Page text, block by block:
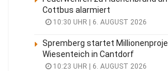
Cottbus alarmiert
10:30 UHR | 6. AUGUST 2026
Spremberg startet
Wiesenteich in Cantdorf
10:23 UHR | 6. AUGUST 2026